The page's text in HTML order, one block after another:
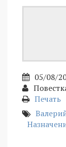
05/08/
Печать